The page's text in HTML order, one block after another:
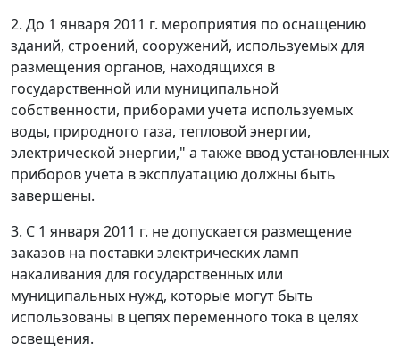
2. До 1 января 2011 г. мероприятия по оснащению
зданий, строений, сооружений, используемых для
размещения органов, находящихся в
государственной или муниципальной
собственности, приборами учета используемых
воды, природного газа, тепловой энергии,
электрической энергии," а также ввод установленных
приборов учета в эксплуатацию должны быть
завершены.
3. С 1 января 2011 г. не допускается размещение
заказов на поставки электрических ламп
накаливания для государственных или
муниципальных нужд, которые могут быть
использованы в цепях переменного тока в целях
освещения.